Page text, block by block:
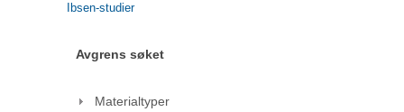
Ibsen-studier
Avgrens søket
Materialtyper